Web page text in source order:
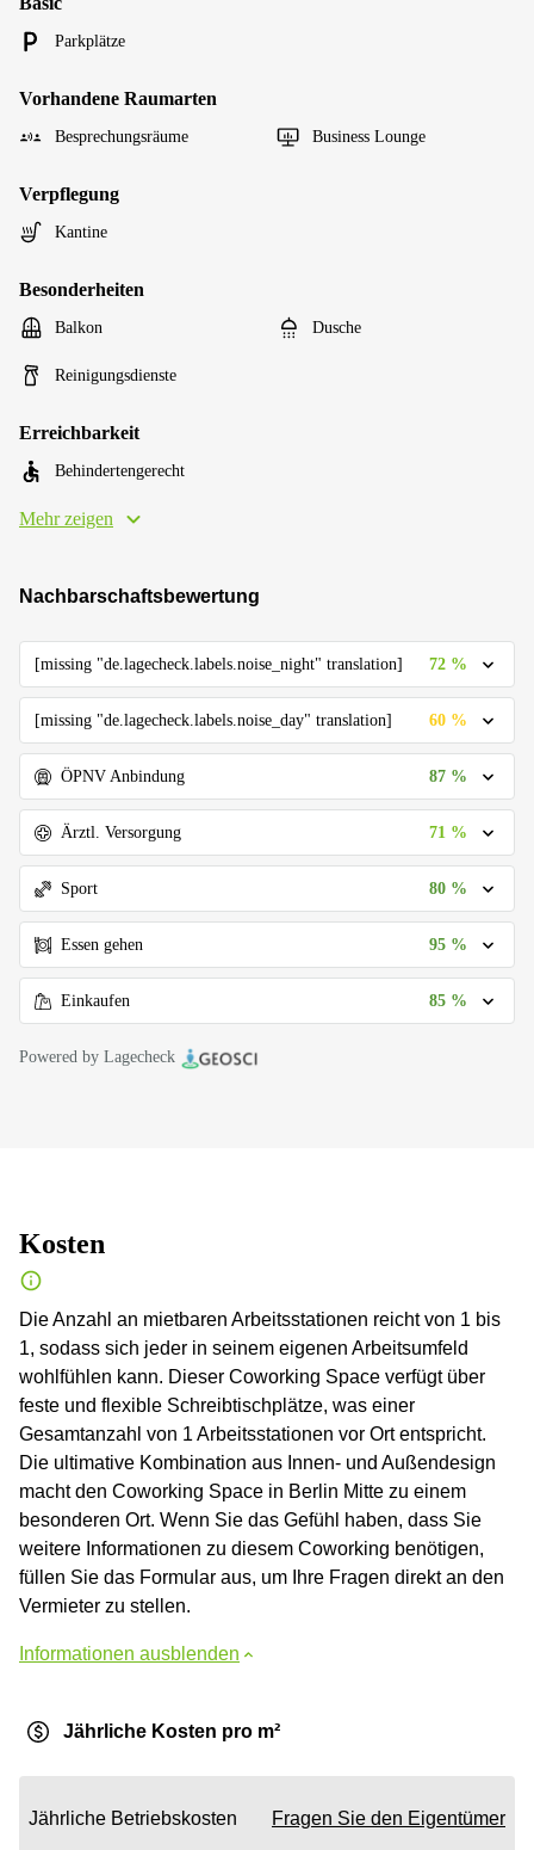
Parkplätze
Vorhandene Raumarten
Besprechungsräume Business Lounge
Verpflegung
Kantine
Besonderheiten
Balkon Dusche
Reinigungsdienste
Erreichbarkeit
Behindertengerecht
Mehr zeigen
Nachbarschaftsbewertung
[missing "de.lagecheck.labels.noise_night" translation] 72 %
[missing "de.lagecheck.labels.noise_day" translation] 60 %
ÖPNV Anbindung 87 %
Ärztl. Versorgung 71 %
Sport 80 %
Essen gehen 95 %
Einkaufen 85 %
Powered by Lagecheck
Kosten
Die Anzahl an mietbaren Arbeitsstationen reicht von 1 bis
1, sodass sich jeder in seinem eigenen Arbeitsumfeld
wohlfühlen kann. Dieser Coworking Space verfügt über
feste und flexible Schreibtischplätze, was einer
Gesamtanzahl von 1 Arbeitsstationen vor Ort entspricht.
Die ultimative Kombination aus Innen- und Außendesign
macht den Coworking Space in Berlin Mitte zu einem
besonderen Ort. Wenn Sie das Gefühl haben, dass Sie
weitere Informationen zu diesem Coworking benötigen,
füllen Sie das Formular aus, um Ihre Fragen direkt an den
Vermieter zu stellen.
Informationen ausblenden
Jährliche Kosten pro m²
Jährliche Betriebskosten Fragen Sie den Eigentümer